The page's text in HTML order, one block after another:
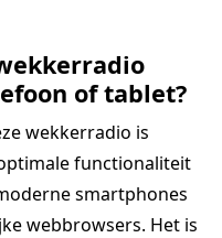
of tablet?
wekkerradio is
functionaliteit
smartphones
webbrowsers. Het is